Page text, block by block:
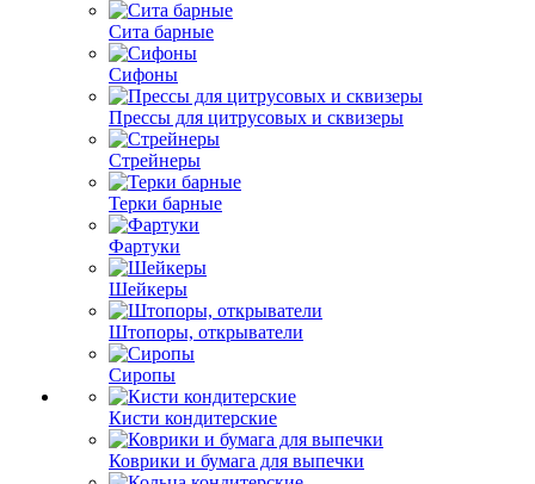
Сита барные
Сифоны
Прессы для цитрусовых и сквизеры
Стрейнеры
Терки барные
Фартуки
Шейкеры
Штопоры, открыватели
Сиропы
Кисти кондитерские
Коврики и бумага для выпечки